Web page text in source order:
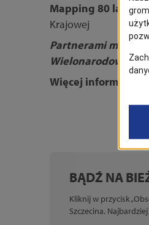
Mapping 80 lat
Krajowej
Partnerami
Wielonarodowy
Więcej informacji na:
BĄDŹ NA
Kliknij w przycisk
Szczecina.